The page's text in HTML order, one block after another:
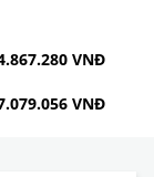
VNĐ
VNĐ